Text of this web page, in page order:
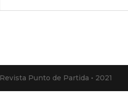
Revista Punto de Partida • 2021